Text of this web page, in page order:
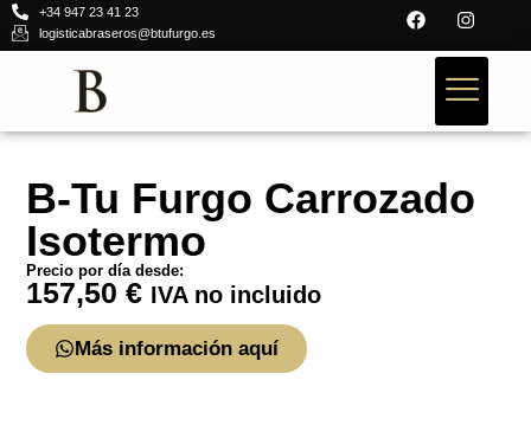
+34 947 23 41 23
logisticabraseros@btufurgo.es
B-Tu Furgo Carrozado
Isotermo
Precio por día desde:
157,50€ IVA no incluido
Más información aquí